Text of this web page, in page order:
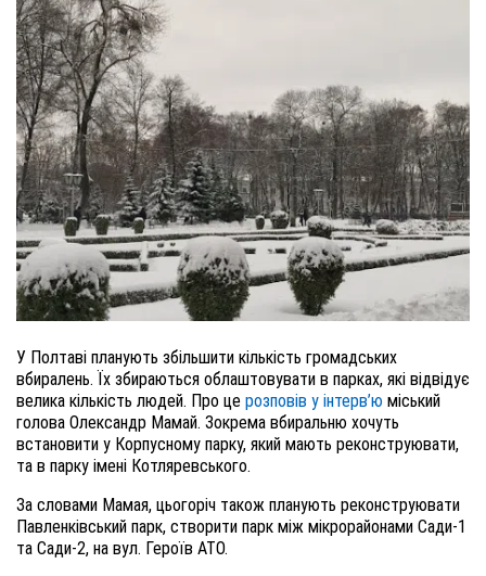
У Полтаві планують збільшити кількість громадських
вбиралень. Їх збираються облаштовувати в парках, які відвідує
велика кількість людей. Про це розповів у інтерв’ю міський
голова Олександр Мамай. Зокрема вбиральню хочуть
встановити у Корпусному парку, який мають реконструювати,
та в парку імені Котляревського.
За словами Мамая, цьогоріч також планують реконструювати
Павленківський парк, створити парк між мікрорайонами Сади-1
та Сади-2, на вул. Героїв АТО.